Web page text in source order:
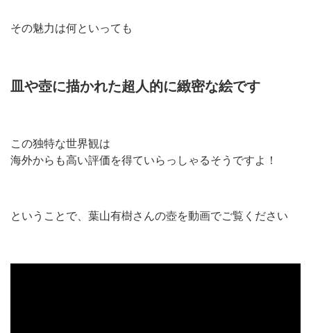
その魅力は何といっても
皿や壺に描かれた超人的に緻密な絵です
この独特な世界観は
海外からも高い評価を得ていらっしゃるそうですよ！
ということで、葉山有樹さんの壺を動画でご覧ください